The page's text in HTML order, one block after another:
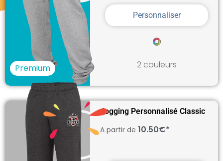
Premium
Personnaliser
2 couleurs
Jogging Personnalisé Classic
A partir de10.50€*